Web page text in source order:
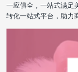
一应俱全，一站式满足
转化一站式平台，助力